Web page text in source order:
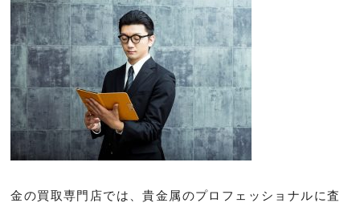
金の買取専門店では、貴金属のプロフェッショナルに査